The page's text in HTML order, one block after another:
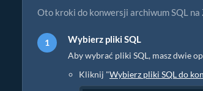
Oto kroki do konwersji archiwum SQL na
Wybierz pliki SQL
Aby wybrać pliki SQL, masz dwie
Kliknij "Wybierz pliki SQL do